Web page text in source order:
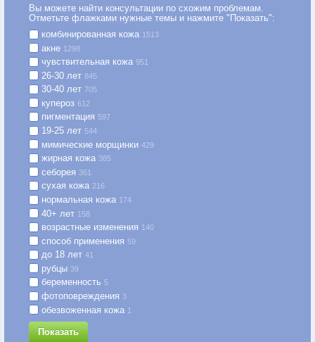
Вы можете найти консультации по схожим проблемам.
Отметьте флажками нужные темы и нажмите "Показать":
комбинированная кожа 1513
акне 1298
чувствительная кожа 951
26-30 лет 845
30-40 лет 705
купероз 612
пигментация 597
19-25 лет 544
мимические морщинки 429
жирная кожа 385
себорея 361
сухая кожа 216
нормальная кожа 174
40+ лет 158
возрастные изменения 140
способ применения 59
до 18 лет 41
рубцы 39
беременность 5
фотоповреждения 3
обезвоженная кожа 1
Показать